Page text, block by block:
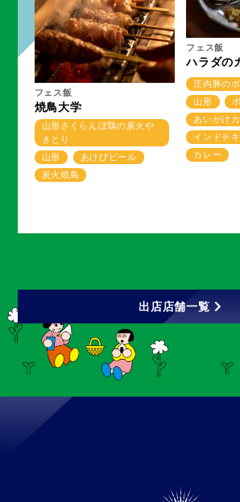
フェス飯
焼鳥大学
山形さくらんぼ鶏の炭火や
きとり
山形
あけびビール
炭火焼鳥
フェス飯
ハラダの
庄内豚の
山形
あいがけ
インドチ
カレー
出店店舗一覧